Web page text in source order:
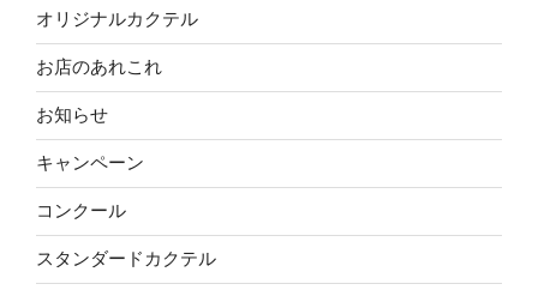
オリジナルカクテル
お店のあれこれ
お知らせ
キャンペーン
コンクール
スタンダードカクテル